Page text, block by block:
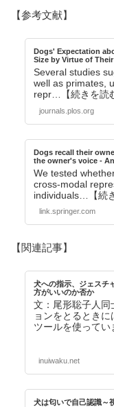
【参考文献】
Dogs' Expectation
Size by Virtue of
Several studies
well as primates,
repr…【続きを読
journals.plos.org
Dogs recall their
the owner's voice -
We tested
cross-modal
individuals…【続
link.springer.com
【関連記事】
犬への指示、ジェスチ
方がいいのか否か
文：尾形聡子人同
ョンをとるときに
ツールを使ってい
inuiwaku.net
犬は匂いで自己認識～